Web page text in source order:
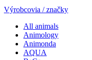
Výrobcovia / značky
All animals
Animology
Animonda
AQUA